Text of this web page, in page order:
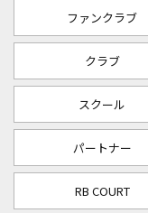
ファンクラブ
クラブ
スクール
パートナー
RB COURT